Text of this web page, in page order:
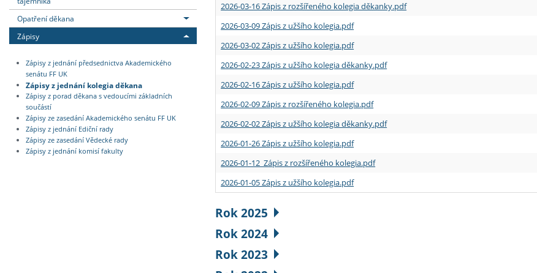
Opatření děkana
Zápisy
Zápisy z jednání předsednictva Akademického
senátu FF UK
Zápisy z jednání kolegia děkana
Zápisy z porad děkana s vedoucími základních
součástí
Zápisy ze zasedání Akademického senátu FF UK
Zápisy z jednání Ediční rady
Zápisy ze zasedání Vědecké rady
Zápisy z jednání komisí fakulty
2026-03-16 Zápis z rozšířeného kolegia děkanky.pdf
2026-03-09 Zápis z užšího kolegia.pdf
2026-03-02 Zápis z užšího kolegia.pdf
2026-02-23 Zápis z užšího kolegia děkanky.pdf
2026-02-16 Zápis z užšího kolegia.pdf
2026-02-09 Zápis z rozšířeného kolegia.pdf
2026-02-02 Zápis z užšího kolegia děkanky.pdf
2026-01-26 Zápis z užšího kolegia.pdf
2026-01-12 Zápis z rozšířeného kolegia.pdf
2026-01-05 Zápis z užšího kolegia.pdf
Rok 2025
Rok 2024
Rok 2023